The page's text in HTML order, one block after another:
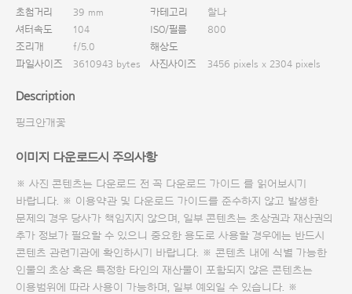
초첨거리
39 mm 카테고리
찰나
셔터속도
104 ISO/필름
800
조리개
f/5.0
해상도
파일사이즈
3610943 bytes 사진사이즈 3456 pixels x 2304 pixels
Description
핑크안개꽃
이미지 다운로드시 주의사항
※ 사진 콘텐츠는 다운로드 전 꼭 다운로드 가이드 를 읽어보시기
바랍니다. ※ 이용약관 및 다운로드 가이드를 준수하지 않고 발생한
문제의 경우 당사가 책임지지 않으며, 일부 콘텐츠는 초상권과 재산권의
추가 정보가 필요할 수 있으니 중요한 용도로 사용할 경우에는 반드시
콘텐츠 관련기관에 확인하시기 바랍니다. ※ 콘텐츠 내에 식별 가능한
인물의 초상 혹은 특정한 타인의 재산물이 포함되지 않은 콘텐츠는
이용범위에 따라 사용이 가능하며, 일부 예외일 수 있습니다. ※